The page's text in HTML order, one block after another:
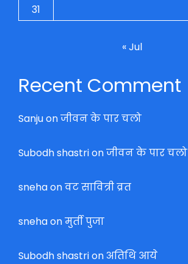
31
« Jul
Recent Comment
Sanjuonजीवन के पार चलो
Subodh shastrionजीवन के पार चलो
snehaonवट सावित्री व्रत
snehaonमुर्ती पुजा
Subodh shastrionअतिथि आये